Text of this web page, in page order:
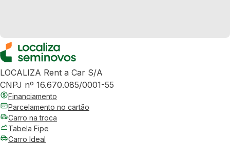
LOCALIZA Rent a Car S/A
CNPJ nº 16.670.085/0001-55
Financiamento
Parcelamento no cartão
Carro na troca
Tabela Fipe
Carro Ideal